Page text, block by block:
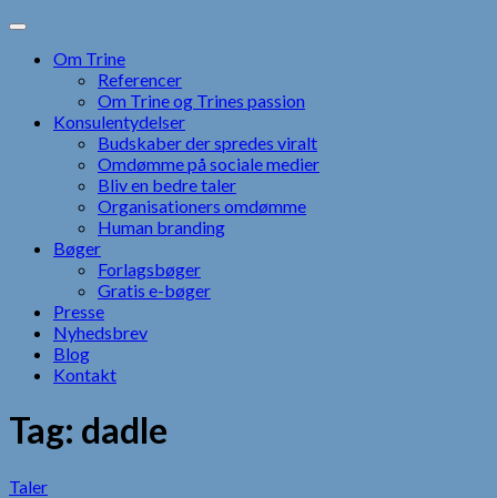
Skip
contentOm Trine
Referencer
Om Trine og Trines passion
Konsulentydelser
Budskaber der spredes viralt
Omdømme på sociale medier
Bliv en bedre taler
Organisationers omdømme
Human branding
Bøger
Forlagsbøger
Gratis e-bøger
Presse
Nyhedsbrev
Blog
Kontakt
Tag: dadle
Taler